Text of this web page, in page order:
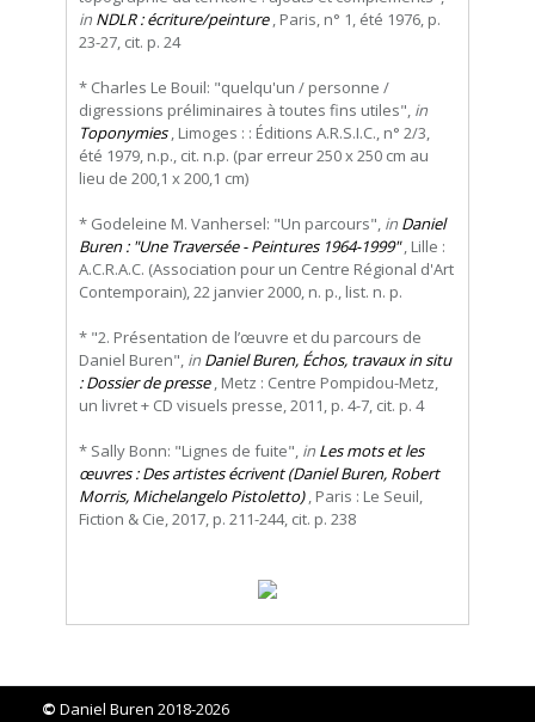
in NDLR : écriture/peinture, Paris, n° 1, été 1976, p.
23-27, cit. p. 24
* Charles Le Bouil: "quelqu'un / personne /
digressions préliminaires à toutes fins utiles", in
Toponymies, Limoges : : Éditions A.R.S.I.C., n° 2/3,
été 1979, n.p., cit. n.p. (par erreur 250 x 250 cm au
lieu de 200,1 x 200,1 cm)
* Godeleine M. Vanhersel: "Un parcours", in Daniel
Buren : "Une Traversée - Peintures 1964-1999", Lille :
A.C.R.A.C. (Association pour un Centre Régional d'Art
Contemporain), 22 janvier 2000, n. p., list. n. p.
* "2. Présentation de l’œuvre et du parcours de
Daniel Buren", in Daniel Buren, Échos, travaux in situ
: Dossier de presse, Metz : Centre Pompidou-Metz,
un livret + CD visuels presse, 2011, p. 4-7, cit. p. 4
* Sally Bonn: "Lignes de fuite", in Les mots et les
œuvres : Des artistes écrivent (Daniel Buren, Robert
Morris, Michelangelo Pistoletto), Paris : Le Seuil,
Fiction & Cie, 2017, p. 211-244, cit. p. 238
© Daniel Buren 2018-2026